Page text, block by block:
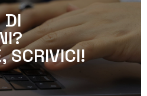
DI
SCRIVICI!